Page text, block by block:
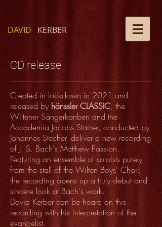
DAVID KERBER
CD release
Created in lockdown in 2021 and
released by hänssler CLASSIC, the
Wiltener Sängerkanben and the
Accademia Jacobs Stainer, conducted by
Johannes Stecher, deliver a new recording
of J. S. Bach's Matthew Passion.
Featuring an ensemble of soloists purely
from the stall of the Wilten Boys' Choir,
the recording opens up a truly debut and
sincere look at Bach's work.
David Kerber can be heard on this
recording with his interpretation of the
evangelist.